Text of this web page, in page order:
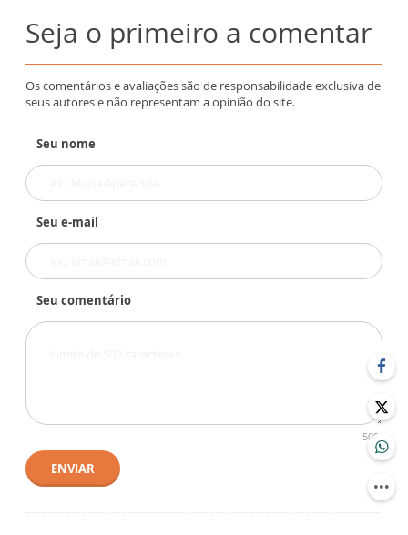
Seja o primeiro a comentar
Os comentários e avaliações são de responsabilidade exclusiva de
seus autores e não representam a opinião do site.
Seu nome
Seu e-mail
Seu comentário
500
ENVIAR